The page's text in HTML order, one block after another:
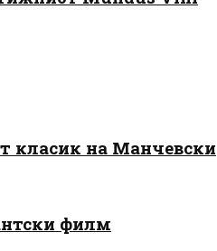
класик на Манчевски
филм